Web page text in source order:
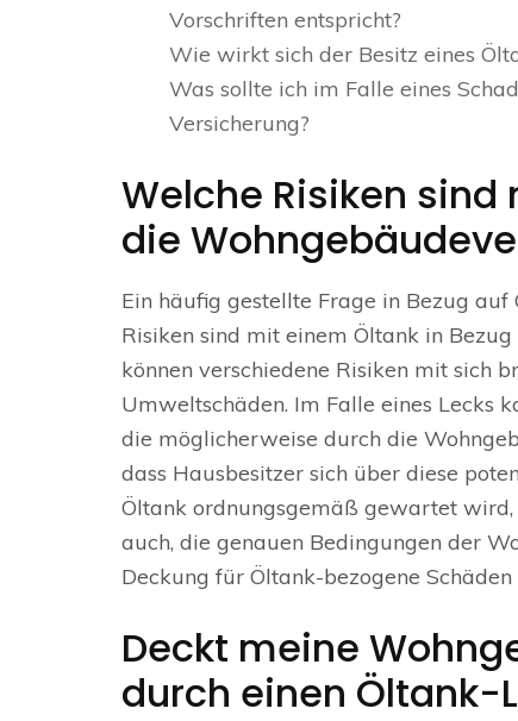
Vorschriften entspricht?
Wie wirkt sich der Besitz eines
Was sollte ich im Falle eines
Versicherung?
Welche Risiken
die
Ein häufig gestellte Frage in Bezug auf
Risiken sind mit einem Öltank in
können verschiedene Risiken mit sich
Umweltschäden. Im Falle eines Lecks
die möglicherweise durch die
dass Hausbesitzer sich über diese
Öltank ordnungsgemäß gewartet wird,
auch, die genauen Bedingungen der
Deckung für Öltank-bezogene Schäden
Deckt meine
durch einen Öltank-